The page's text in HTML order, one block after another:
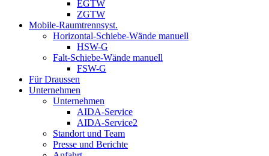
EGTW
ZGTW
Mobile-Raumtrennsyst.
Horizontal-Schiebe-Wände manuell
HSW-G
Falt-Schiebe-Wände manuell
FSW-G
Für Draussen
Unternehmen
Unternehmen
AIDA-Service
AIDA-Service2
Standort und Team
Presse und Berichte